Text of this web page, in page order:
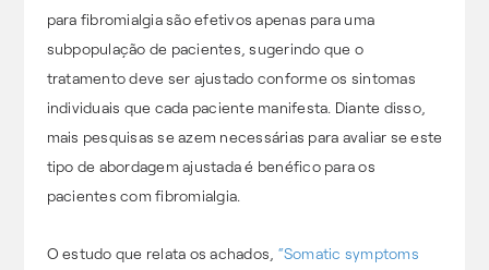
para fibromialgia são efetivos apenas para uma
subpopulação de pacientes, sugerindo que o
tratamento deve ser ajustado conforme os sintomas
individuais que cada paciente manifesta. Diante disso,
mais pesquisas se azem necessárias para avaliar se este
tipo de abordagem ajustada é benéfico para os
pacientes com fibromialgia.
O estudo que relata os achados, “Somatic symptoms